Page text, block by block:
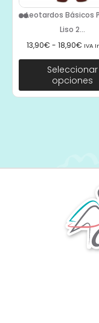
Leotardos Básicos
Liso 2...
13,90€ - 18,90€ IVA
Seleccionar
opciones